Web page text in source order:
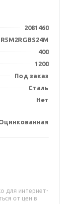
2081460
R5M2RGBS24M
400
1200
Под заказ
Сталь
Нет
для интернет-
от цен в